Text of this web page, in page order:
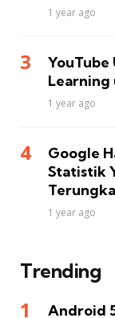
1 year ago
YouTube
Learning
1 year ago
Google
Statistik
1 year ago
Trending
Android